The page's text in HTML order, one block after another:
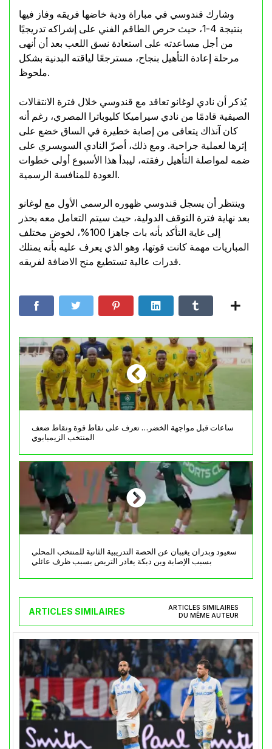
وشارك قندوسي في مباراة ودية خاضها فريقه وفاز فيها
بنتيجة 4-1، حيث حرص الطاقم الفني على إشراكه تدريجيًا
من أجل مساعدته على استعادة نسق اللعب بعد أن أنهى
مرحلة إعادة التأهيل بنجاح، مسترجعًا لياقته البدنية بشكل
ملحوظ.
يُذكر أن نادي لوغانو تعاقد مع قندوسي خلال فترة الانتقالات
الصيفية قادمًا من نادي سيراميكا كليوباترا المصري، رغم أنه
كان آنذاك يتعافى من إصابة خطيرة في الساق خضع على
إثرها لعملية جراحية. ومع ذلك، أصرّ النادي السويسري على
ضمه لمواصلة التأهيل رفقته، ليبدأ هذا الأسبوع أولى خطوات
العودة للمنافسة الرسمية.
وينتظر أن يسجل قندوسي ظهوره الرسمي الأول مع لوغانو
بعد نهاية فترة التوقف الدولية، حيث سيتم التعامل معه بحذر
إلى غاية التأكد بأنه بات جاهزا 100%، لخوض مختلف
المباريات مهمة كانت قوتها، وهو الذي يعرف عليه بأنه يمتلك
قدرات عالية تستطيع منح الاضافة لفريقه.
ساعات قبل مواجهة الخضر… تعرف على نقاط قوة ونقاط ضعف
المنتخب الزيمبابوي
سعيود وبدران يغيبان عن الحصة التدريبية الثانية للمنتخب المحلي
بسبب الإصابة وبن دبكة يغادر التربص بسبب ظرف عائلي
ARTICLES SIMILAIRES
ARTICLES SIMILAIRES
DU MÊME AUTEUR